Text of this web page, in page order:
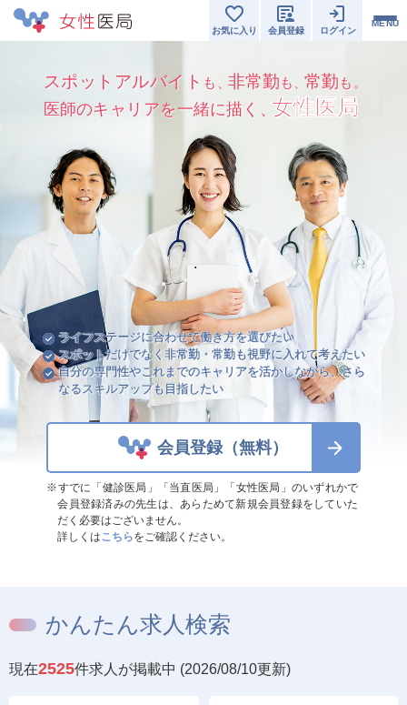
MENU
お気に入り 会員登録 ログイン
スポットアルバイト も、非常勤 も、常勤 も。
医師のキャリアを一緒に描く、女性医局
ライフステージに合わせて働き方を選びたい
スポットだけでなく非常勤・常勤も視野に入れて考えたい
自分の専門性やこれまでのキャリアを活かしながら、さら
なるスキルアップも目指したい
会員登録（無料）
※すでに「健診医局」「当直医局」「女性医局」のいずれかで
会員登録済みの先生は、あらためて新規会員登録をしていた
だく必要はございません。
詳しくはこちらをご確認ください。
かんたん求人検索
現在2525件求人が掲載中 (2026/08/10更新)